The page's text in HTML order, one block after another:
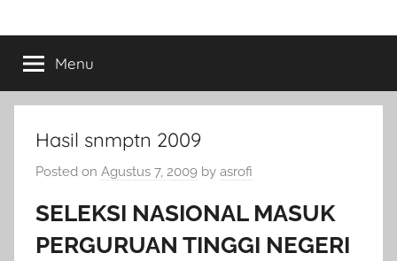
Menu
Hasil snmptn 2009
Posted on Agustus 7, 2009 by asrofi
SELEKSI NASIONAL MASUK
PERGURUAN TINGGI NEGERI